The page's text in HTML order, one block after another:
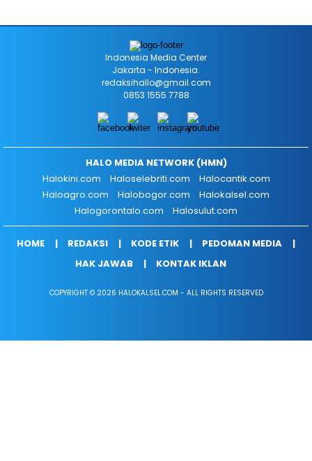
Indonesia Media Center
Jakarta - Indonesia.
redaksihallo@gmail.com
0853 1555 7788
HALO MEDIA NETWORK (HMN)
Halokini.com
Haloselebriti.com
Halocantik.com
Haloagro.com
Halobogor.com
Halokalsel.com
Halogorontalo.com
Halosulut.com
HOME REDAKSI KODE ETIK
PEDOMAN MEDIA
HAK JAWAB
KONTAK IKLAN
COPYRIGHT © 2026 HALOKALSEL.COM - ALL RIGHTS RESERVED